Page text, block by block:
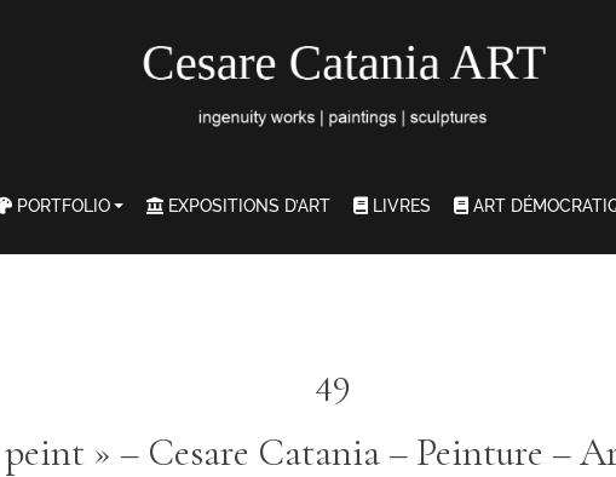
PORTFOLIO EXPOSITIONS D’ART LIVRES ART
49
peint » – Cesare Catania – Peinture –